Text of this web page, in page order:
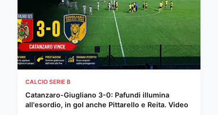
CALCIO SERIE B
Catanzaro-Giugliano 3-0: Pafundi illumina
all'esordio, in gol anche Pittarello e Reita. Video